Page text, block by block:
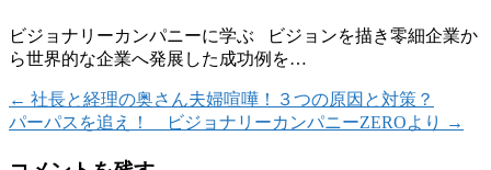
ビジョナリーカンパニーに学ぶ ビジョンを描き零細企業か
ら世界的な企業へ発展した成功例を…
← 社長と経理の奥さん夫婦喧嘩！３つの原因と対策？
パーパスを追え！ ビジョナリーカンパニーZEROより
→